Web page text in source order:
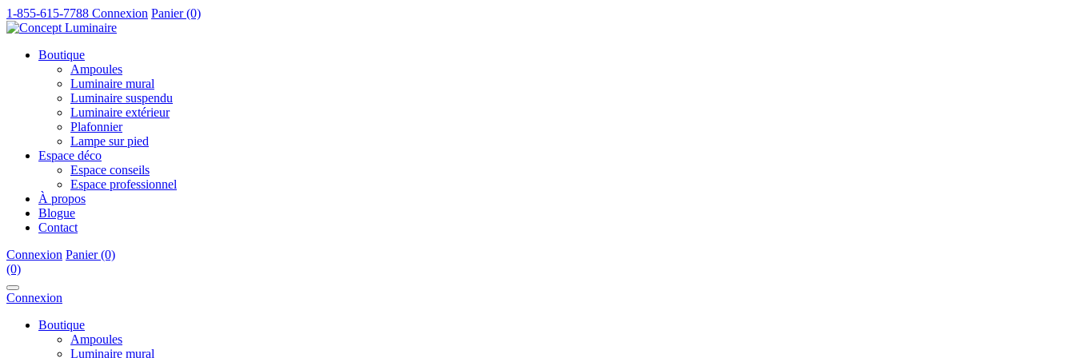
1-855-615-7788 Connexion Panier (0)
Boutique
Ampoules
Luminaire mural
Luminaire suspendu
Luminaire extérieur
Plafonnier
Lampe sur pied
Espace déco
Espace conseils
Espace professionnel
À propos
Blogue
Contact
Connexion Panier (0)
(0)
Connexion
Boutique
Ampoules
Luminaire mural